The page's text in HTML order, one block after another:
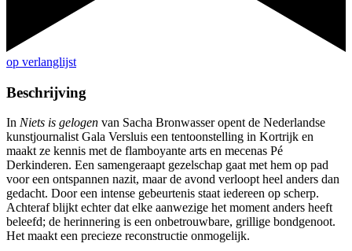
op verlanglijst
Beschrijving
In Niets is gelogen van Sacha Bronwasser opent de Nederlandse
kunstjournalist Gala Versluis een tentoonstelling in Kortrijk en
maakt ze kennis met de flamboyante arts en mecenas Pé
Derkinderen. Een samengeraapt gezelschap gaat met hem op pad
voor een ontspannen nazit, maar de avond verloopt heel anders dan
gedacht. Door een intense gebeurtenis staat iedereen op scherp.
Achteraf blijkt echter dat elke aanwezige het moment anders heeft
beleefd; de herinnering is een onbetrouwbare, grillige bondgenoot.
Het maakt een precieze reconstructie onmogelijk.